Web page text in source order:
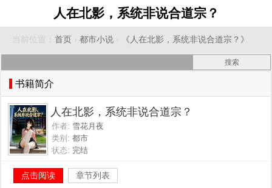
人在北影，系统非说合道宗？
当前位置： 首页 › 都市小说 › 《人在北影，系统非说合道宗？》
书籍简介
人在北影，系统非说合道宗？
作者: 雪花月夜
类别: 都市
状态: 完结
点击阅读 章节列表